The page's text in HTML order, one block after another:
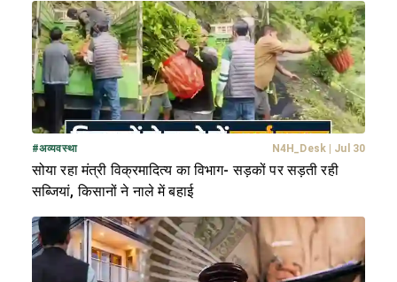
#अव्यवस्था N4H_Desk| Jul 30
सोया रहा मंत्री विक्रमादित्य का विभाग- सड़कों पर सड़ती रही
सब्जियां, किसानों ने नाले में बहाई